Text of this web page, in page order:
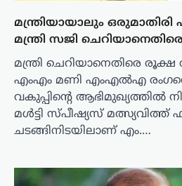
മന്ത്രിയായാലും
മന്ത്രി സജി
മന്ത്രി ചെറിയാനെതിരെ
എംഎം മണി എംഎൽഎ
വകുപ്പിന്റെ ആഭിമുഖ്യത്തിൽ
മൾട്ടി സ്പീഷ്യസ് മത്സ്യവിത്ത്
ചടങ്ങിനിടയിലാണ് എം.…